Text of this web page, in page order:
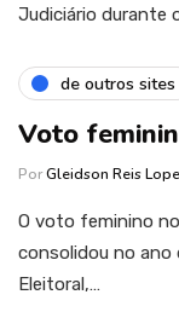
Judiciário durante
de outros sites
Voto
PorGleidson Reis
O voto feminino
consolidou no ano
Eleitoral,…